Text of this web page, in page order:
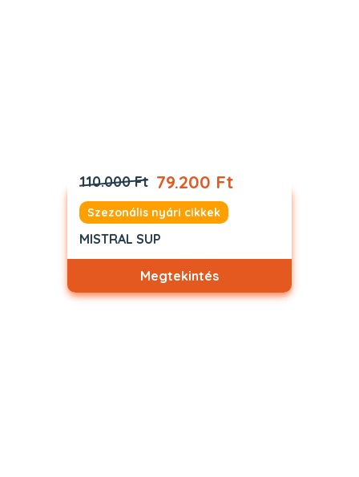
110.000 Ft 79.200 Ft
Szezonális nyári cikkek
MISTRAL SUP
Megtekintés